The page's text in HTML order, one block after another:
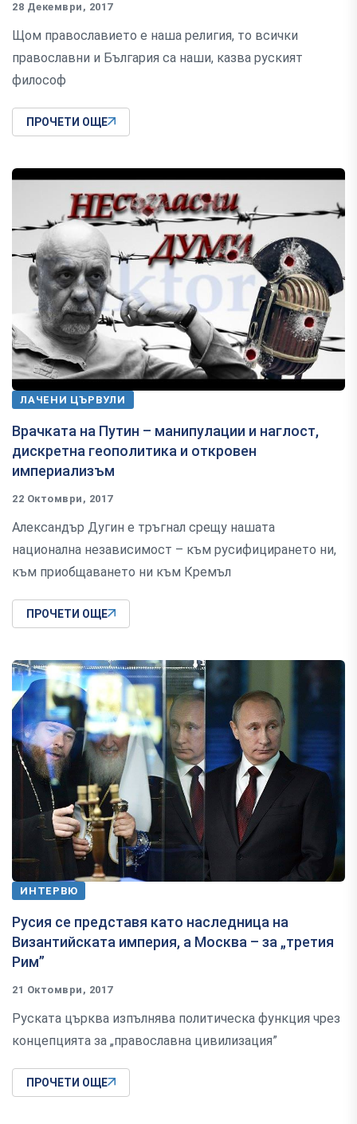
28 Декември, 2017
Щом православието е наша религия, то всички
православни и България са наши, казва руският
философ
ПРОЧЕТИ ОЩЕ
ЛАЧЕНИ ЦЪРВУЛИ
Врачката на Путин – манипулации и наглост,
дискретна геополитика и откровен
империализъм
22 Октомври, 2017
Александър Дугин е тръгнал срещу нашата
национална независимост – към русифицирането ни,
към приобщаването ни към Кремъл
ПРОЧЕТИ ОЩЕ
ИНТЕРВЮ
Русия се представя като наследница на
Византийската империя, а Москва – за „третия
Рим”
21 Октомври, 2017
Руската църква изпълнява политическа функция чрез
концепцията за „православна цивилизация”
ПРОЧЕТИ ОЩЕ